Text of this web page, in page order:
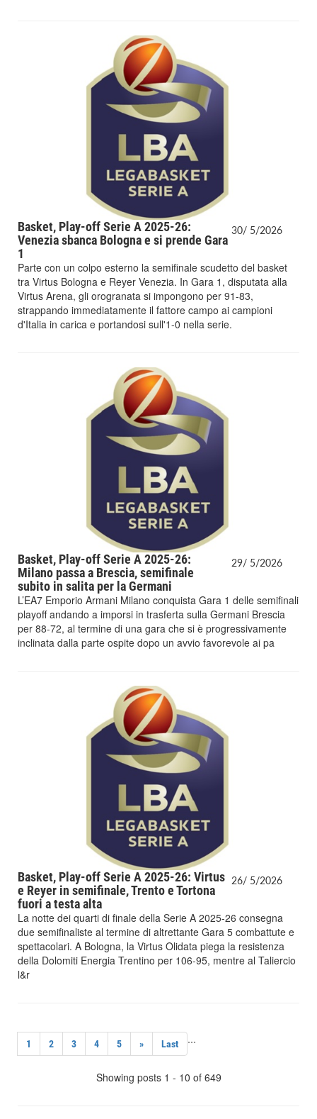
30/ 5/2026
Basket, Play-off Serie A 2025-26:
Venezia sbanca Bologna e si prende Gara
1
Parte con un colpo esterno la semifinale scudetto del basket
tra Virtus Bologna e Reyer Venezia. In Gara 1, disputata alla
Virtus Arena, gli orogranata si impongono per 91-83,
strappando immediatamente il fattore campo ai campioni
d'Italia in carica e portandosi sull'1-0 nella serie.
29/ 5/2026
Basket, Play-off Serie A 2025-26:
Milano passa a Brescia, semifinale
subito in salita per la Germani
L’EA7 Emporio Armani Milano conquista Gara 1 delle semifinali
playoff andando a imporsi in trasferta sulla Germani Brescia
per 88-72, al termine di una gara che si è progressivamente
inclinata dalla parte ospite dopo un avvio favorevole ai pa
26/ 5/2026
Basket, Play-off Serie A 2025-26: Virtus
e Reyer in semifinale, Trento e Tortona
fuori a testa alta
La notte dei quarti di finale della Serie A 2025-26 consegna
due semifinaliste al termine di altrettante Gara 5 combattute e
spettacolari. A Bologna, la Virtus Olidata piega la resistenza
della Dolomiti Energia Trentino per 106-95, mentre al Taliercio
l&r
1 2 3 4 5 ...
» Last
Showing posts 1 - 10 of 649